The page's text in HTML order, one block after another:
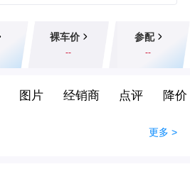
裸车价
--
参配
--
图片 经销商 点评 降价
更多 >